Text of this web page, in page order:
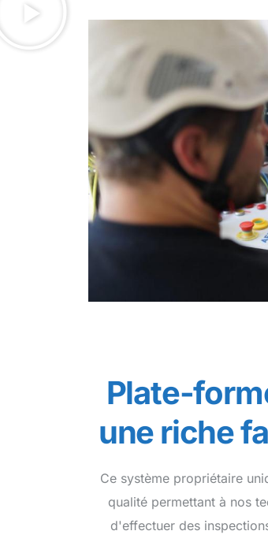
Plate-
une riche
Ce système propriétaire
qualité permettant à nos
d'effectuer des